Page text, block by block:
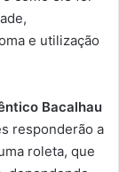
e utilização
Bacalhau
responderão a
roleta, que